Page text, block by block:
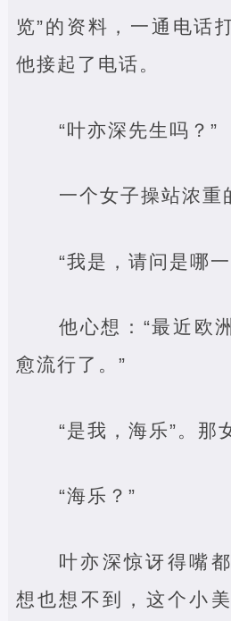
览”的资料，一通电话
他接起了电话。
“叶亦深先生吗？”
一个女子操站浓重
“我是，请问是哪
他心想：“最近欧
愈流行了。”
“是我，海乐”。那
“海乐？”
叶亦深惊讶得嘴
想也想不到，这个小